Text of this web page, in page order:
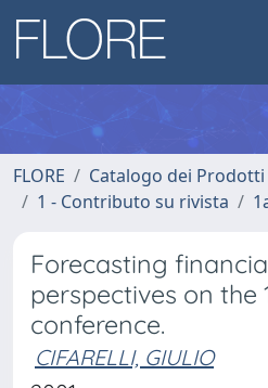
FLORE
Catalogo dei Prodotti
1 - Contributo su rivista
Forecasting
perspectives on the
conference.
CIFARELLI, GIULIO